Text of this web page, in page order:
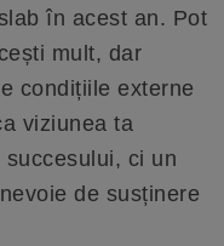
în acest an. Pot
mult, dar
condițiile externe
viziunea ta
ci un
de susținere